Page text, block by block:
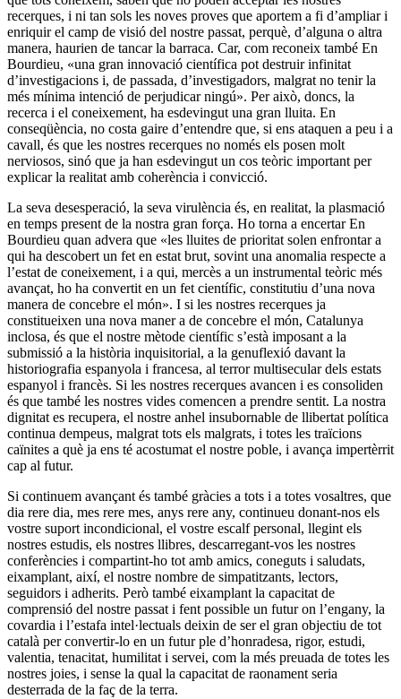
recerques, i ni tan sols les noves proves que aportem a fi d’ampliar i
enriquir el camp de visió del nostre passat, perquè, d’alguna o altra
manera, haurien de tancar la barraca. Car, com reconeix també En
Bourdieu, «una gran innovació científica pot destruir infinitat
d’investigacions i, de passada, d’investigadors, malgrat no tenir la
més mínima intenció de perjudicar ningú». Per això, doncs, la
recerca i el coneixement, ha esdevingut una gran lluita. En
conseqüència, no costa gaire d’entendre que, si ens ataquen a peu i a
cavall, és que les nostres recerques no només els posen molt
nerviosos, sinó que ja han esdevingut un cos teòric important per
explicar la realitat amb coherència i convicció.
La seva desesperació, la seva virulència és, en realitat, la plasmació
en temps present de la nostra gran força. Ho torna a encertar En
Bourdieu quan advera que «les lluites de prioritat solen enfrontar a
qui ha descobert un fet en estat brut, sovint una anomalia respecte a
l’estat de coneixement, i a qui, mercès a un instrumental teòric més
avançat, ho ha convertit en un fet científic, constitutiu d’una nova
manera de concebre el món». I si les nostres recerques ja
constitueixen una nova maner a de concebre el món, Catalunya
inclosa, és que el nostre mètode científic s’està imposant a la
submissió a la història inquisitorial, a la genuflexió davant la
historiografia espanyola i francesa, al terror multisecular dels estats
espanyol i francès. Si les nostres recerques avancen i es consoliden
és que també les nostres vides comencen a prendre sentit. La nostra
dignitat es recupera, el nostre anhel insubornable de llibertat política
continua dempeus, malgrat tots els malgrats, i totes les traïcions
caïnites a què ja ens té acostumat el nostre poble, i avança impertèrrit
cap al futur.
Si continuem avançant és també gràcies a tots i a totes vosaltres, que
dia rere dia, mes rere mes, anys rere any, continueu donant-nos els
vostre suport incondicional, el vostre escalf personal, llegint els
nostres estudis, els nostres llibres, descarregant-vos les nostres
conferències i compartint-ho tot amb amics, coneguts i saludats,
eixamplant, així, el nostre nombre de simpatitzants, lectors,
seguidors i adherits. Però també eixamplant la capacitat de
comprensió del nostre passat i fent possible un futur on l’engany, la
covardia i l’estafa intel·lectuals deixin de ser el gran objectiu de tot
català per convertir-lo en un futur ple d’honradesa, rigor, estudi,
valentia, tenacitat, humilitat i servei, com la més preuada de totes les
nostres joies, i sense la qual la capacitat de raonament seria
desterrada de la faç de la terra.